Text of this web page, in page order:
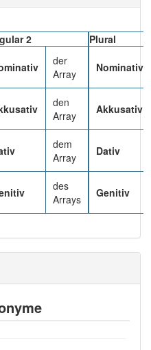
2
der
Array
den
Array
dem
Array
des
Arrays
Plural
Nominativ
Akkusativ
Dativ
Genitiv